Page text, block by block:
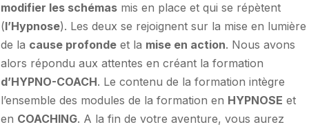
modifier les schémas mis en place et qui se répètent
(l’Hypnose). Les deux se rejoignent sur la mise en lumière
de la cause profonde et la mise en action. Nous avons
d’HYPNO-COACH. Le contenu de la formation intègre
l’ensemble des modules de la formation en HYPNOSE et
en COACHING. A la fin de votre aventure, vous aurez